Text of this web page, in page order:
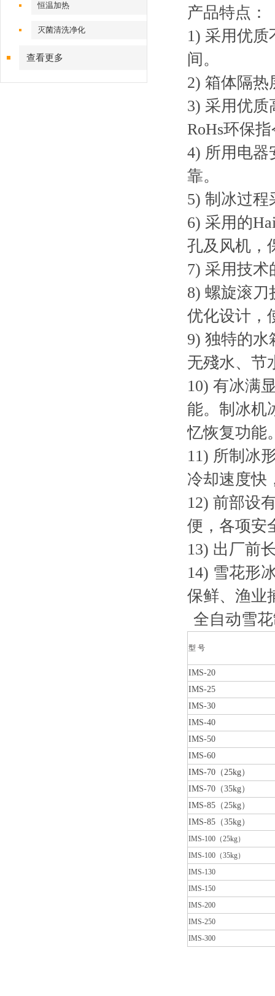
恒温加热
灭菌清洗净化
查看更多
产品特点：
1) 采用优
间。
2) 箱体隔
3) 采用优质
RoHs环保
4) 所用电器
靠。
5) 制冰过
6) 采用的
孔及风机，
7) 采用技
8) 螺旋滚
优化设计，
9) 独特的水
无殘水、节
10) 有冰满
能。制冰机
忆恢复功能
11) 所制冰
冷却速度快
12) 前部设
便，各项安
13) 出厂前
14) 雪花形
保鲜、渔业
全自动雪
型 号
IMS-20
IMS-25
IMS-30
IMS-40
IMS-50
IMS-60
IMS-70（25kg）
IMS-70（35kg）
IMS-85（25kg）
IMS-85（35kg）
IMS-100（25kg）
IMS-100（35kg）
IMS-130
IMS-150
IMS-200
IMS-250
IMS-300